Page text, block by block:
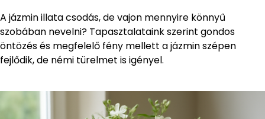
A jázmin illata csodás, de vajon mennyire könnyű
szobában nevelni? Tapasztalataink szerint gondos
öntözés és megfelelő fény mellett a jázmin szépen
fejlődik, de némi türelmet is igényel.